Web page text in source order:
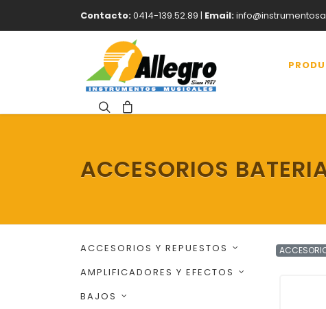
Contacto:0414-139.52.89 | Email:
ACCESORIOS
ACCESORIOS Y REPUESTOS
AMPLIFICADORES Y EFECTOS
BAJOS